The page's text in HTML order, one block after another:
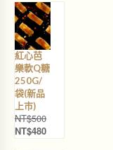
價
格
：
N
T
$
5
0
0
。
價
格
：
N
$
。
紅心芭
樂軟Q糖
250G/
袋(新品
上巿)
NT$500
原
NT$480目